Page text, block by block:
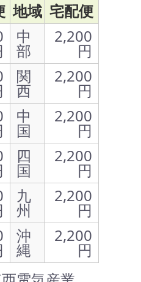
地域 宅配便
中
部
2,200
円
関
西
2,200
円
中
国
2,200
円
四
国
2,200
円
九
州
2,200
円
沖
縄
2,200
円